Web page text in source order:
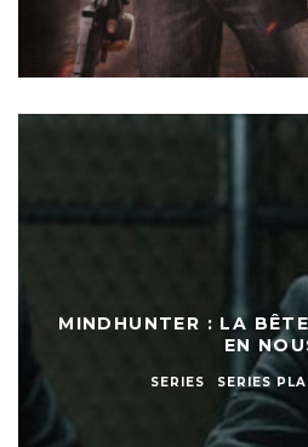
MINDHUNTER : LA
EN
SERIES SERIES